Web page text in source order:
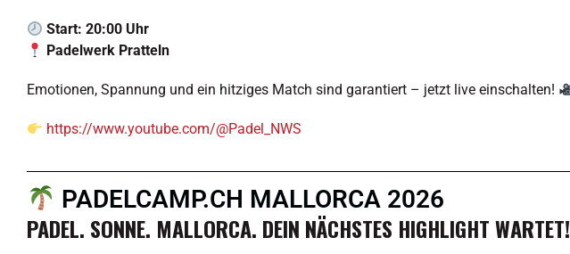
Start: 20:00 Uhr
Padelwerk Pratteln
Emotionen, Spannung und ein hitziges Match sind garantiert – jetzt live einschalten!
https://www.youtube.com/@Padel_NWS
PADELCAMP.CH MALLORCA 2026
PADEL. SONNE. MALLORCA. DEIN NÄCHSTES HIGHLIGHT WARTET!